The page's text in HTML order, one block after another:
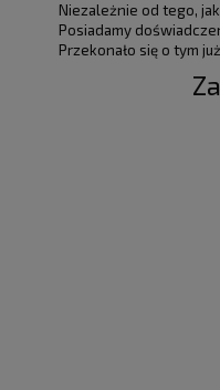
Niezależnie od tego,
Posiadamy
Przekonało się o tym